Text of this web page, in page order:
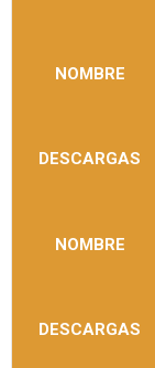
NOMBRE
DESCARGAS
NOMBRE
DESCARGAS